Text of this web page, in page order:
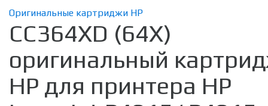
Оригинальные картриджи HP
CC364XD (64X)
оригинальный
HP для принтера HP